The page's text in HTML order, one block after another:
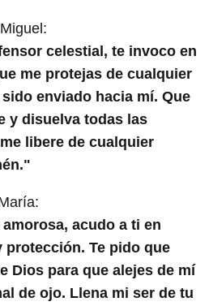
celestial, te invoco en
me protejas de cualquier
enviado hacia mí. Que
y disuelva todas las
libere de cualquier
acudo a ti en
protección. Te pido que
Dios para que alejes de mí
de ojo. Llena mi ser de tu